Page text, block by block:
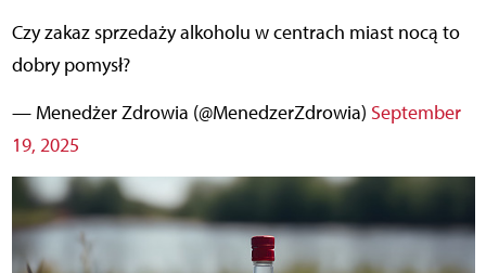
Czy zakaz sprzedaży alkoholu w centrach miast nocą to
dobry pomysł?
— Menedżer Zdrowia (@MenedzerZdrowia) September
19, 2025